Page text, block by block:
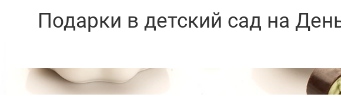
Подарки в детский сад на